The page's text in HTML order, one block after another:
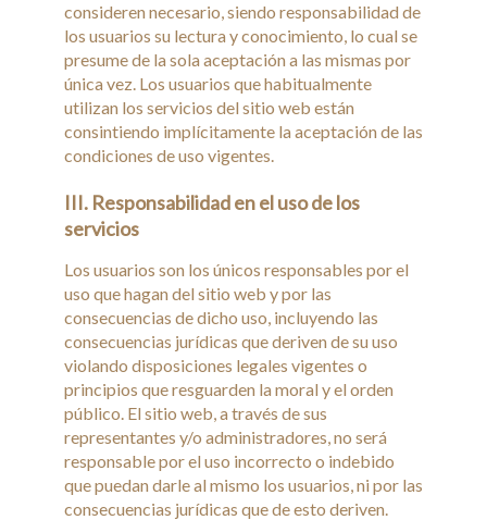
consideren necesario, siendo responsabilidad de
los usuarios su lectura y conocimiento, lo cual se
presume de la sola aceptación a las mismas por
única vez. Los usuarios que habitualmente
utilizan los servicios del sitio web están
consintiendo implícitamente la aceptación de las
condiciones de uso vigentes.
III. Responsabilidad en el uso de los
servicios
Los usuarios son los únicos responsables por el
uso que hagan del sitio web y por las
consecuencias de dicho uso, incluyendo las
consecuencias jurídicas que deriven de su uso
violando disposiciones legales vigentes o
principios que resguarden la moral y el orden
público. El sitio web, a través de sus
representantes y/o administradores, no será
responsable por el uso incorrecto o indebido
que puedan darle al mismo los usuarios, ni por las
consecuencias jurídicas que de esto deriven.